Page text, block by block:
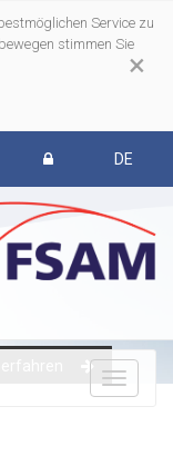
×
Service zu
stimmen Sie
DE